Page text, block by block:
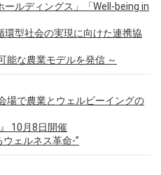
ールディングス」「Well-being in
型社会の実現に向けた連携協
能な農業モデルを発信 ～
場で農業とウェルビーイングの
』 10月8日開催
ェルネス革命-”